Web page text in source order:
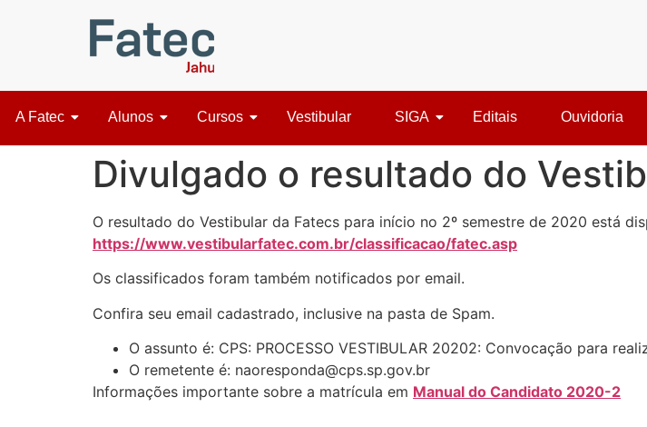
A Fatec Alunos Cursos Vestibular SIGA Editais Ouvidoria
Divulgado o resultado do
O resultado do Vestibular da Fatecs para início no 2º semestre de 2020 está
https://www.vestibularfatec.com.br/classificacao/fatec.asp
Os classificados foram também notificados por email.
Confira seu email cadastrado, inclusive na pasta de Spam.
O assunto é: CPS: PROCESSO VESTIBULAR 20202: Convocação para
O remetente é: naoresponda@cps.sp.gov.br
Informações importante sobre a matrícula em Manual do Candidato 2020-2